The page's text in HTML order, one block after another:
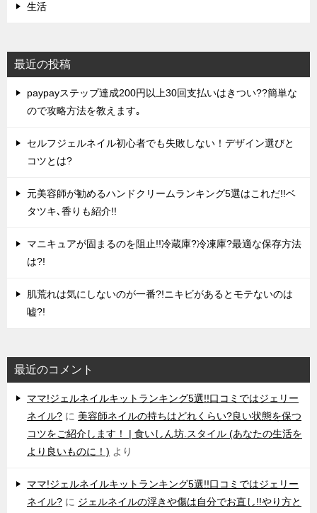
生活
最近の投稿
paypayステップ達成200円以上30回支払いはきつい??簡単な
ので攻略方法を教えます｡
セルフジェルネイル初心者でも失敗しない！デザイン選びと
コツとは?
元美容師が勧めるハンドクリームランキング5選はこれだ!!ベ
タツキ､香りも紹介!!
マニキュアが固まるのを阻止!!冷蔵庫?冷凍庫?最適な保存方法
は?!
肌荒れは気にしないのが一番?!ニキビがあるとモテないのは
嘘?!
最近のコメント
ママ!ジェルネイルキットランキング5選!!口コミではジェリー
ネイル? に 美容師ネイルの持ちはどれくらい?良い状態を保つ
コツをご紹介します！ | 食いしん坊.スタイル (あなたの生活を
より良いものに！) より
ママ!ジェルネイルキットランキング5選!!口コミではジェリー
ネイル? に ジェルネイルの浮きや傷は自分でお直し!!やり方と